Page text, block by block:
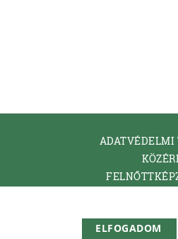
ELFOGADOM
ADATVÉDELMI